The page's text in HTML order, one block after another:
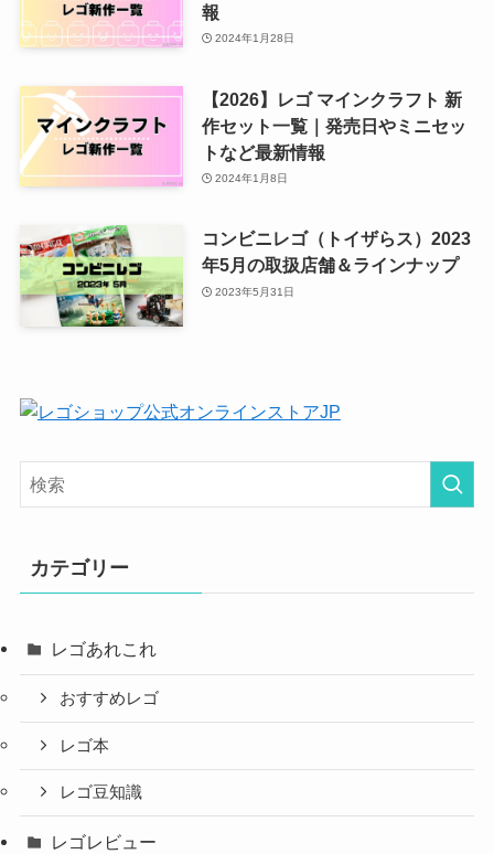
報
2024年1月28日
【2026】レゴ マインクラフト 新
作セット一覧｜発売日やミニセッ
トなど最新情報
2024年1月8日
コンビニレゴ（トイザらス）2023
年5月の取扱店舗＆ラインナップ
2023年5月31日
カテゴリー
レゴあれこれ
おすすめレゴ
レゴ本
レゴ豆知識
レゴレビュー